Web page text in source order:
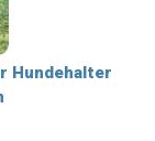
Hundehalter